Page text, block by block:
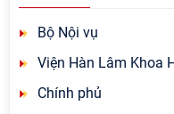
Bộ Nội vụ
Viện Hàn Lâm Khoa
Chính phủ